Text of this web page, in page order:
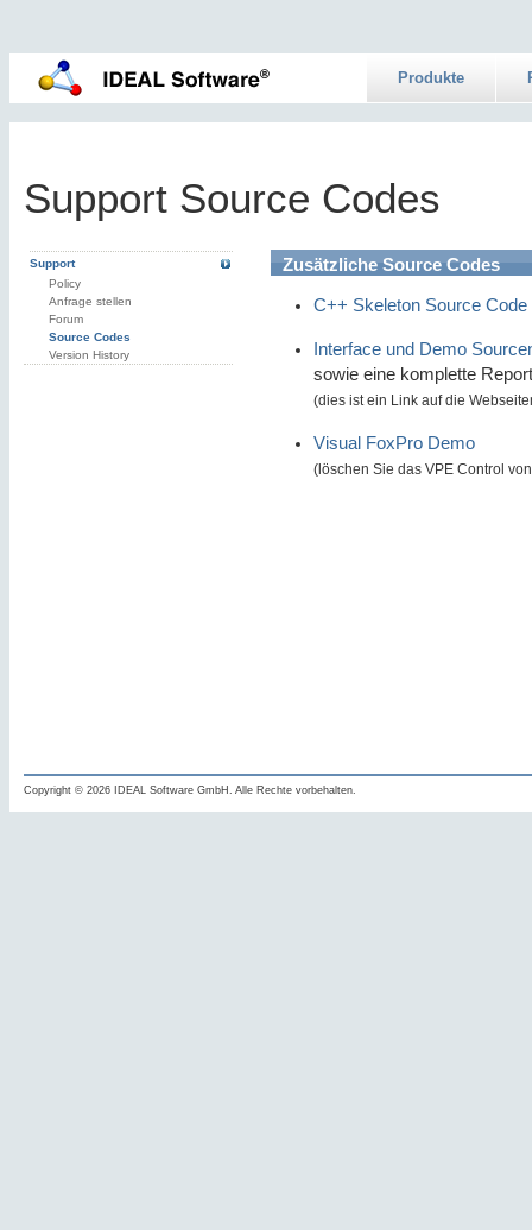
Produkte
Support Source Codes
Support
Policy
Anfrage stellen
Forum
Source Codes
Version History
Zusätzliche Source Codes
C++ Skeleton Source
Interface und Demo
sowie eine komplette
(dies ist ein Link auf die
Visual FoxPro Demo
(löschen Sie das VPE Control
Copyright © 2026 IDEAL Software GmbH. Alle Rechte vorbehalten.